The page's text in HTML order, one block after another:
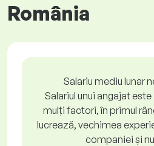
România
Salariu mediu lunar
Salariul unui angajat
mulți factori, în primul
lucrează, vechimea
companiei și